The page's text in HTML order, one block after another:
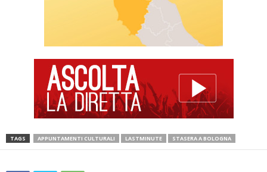
TAGS APPUNTAMENTI CULTURALI LASTMINUTE STASERA A BOLOGNA